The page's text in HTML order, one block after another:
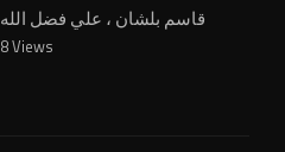
قاسم بلشان ، علي فضل الله
8 Views